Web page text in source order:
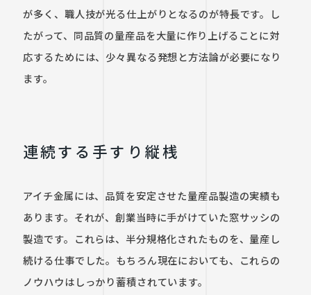
が多く、職人技が光る仕上がりとなるのが特長です。し
たがって、同品質の量産品を大量に作り上げることに対
応するためには、少々異なる発想と方法論が必要になり
ます。
連続する手すり縦桟
アイチ金属には、品質を安定させた量産品製造の実績も
あります。それが、創業当時に手がけていた窓サッシの
製造です。これらは、半分規格化されたものを、量産し
続ける仕事でした。もちろん現在においても、これらの
ノウハウはしっかり蓄積されています。